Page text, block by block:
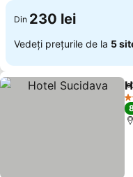
Din 230 lei
Vedeți prețurile de la 5
3